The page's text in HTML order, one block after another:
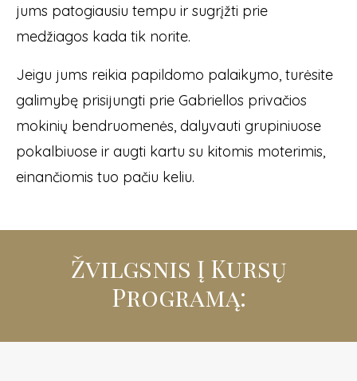
jums patogiausiu tempu ir sugrįžti prie
medžiagos kada tik norite.
Jeigu jums reikia papildomo palaikymo, turėsite
galimybę prisijungti prie Gabriellos privačios
mokinių bendruomenės, dalyvauti grupiniuose
pokalbiuose ir augti kartu su kitomis moterimis,
einančiomis tuo pačiu keliu.
Žvilgsnis Į Kursų
Programą: